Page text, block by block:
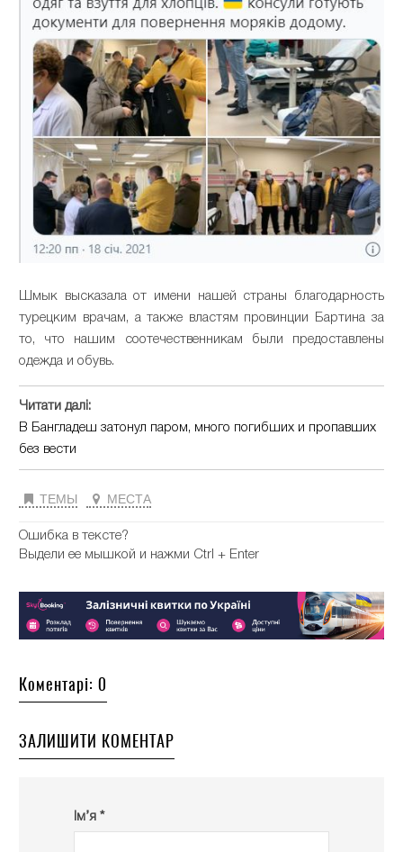
Шмык высказала от имени нашей страны благодарность
турецким врачам, а также властям провинции Бартина за
то, что нашим соотечественникам были предоставлены
одежда и обувь.
Читати далі:
В Бангладеш затонул паром, много погибших и пропавших
без вести
ТЕМЫ МЕСТА
Ошибка в тексте?
Выдели ее мышкой и нажми Ctrl + Enter
Коментарі: 0
ЗАЛИШИТИ КОМЕНТАР
Ім’я *